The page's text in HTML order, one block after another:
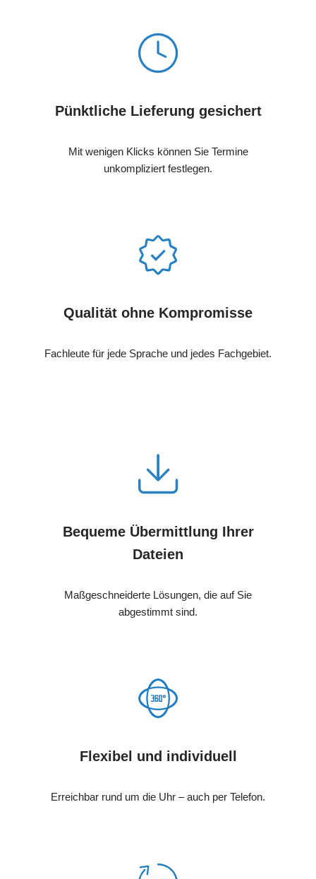
Pünktliche Lieferung gesichert
Mit wenigen Klicks können Sie Termine
unkompliziert festlegen.
Qualität ohne Kompromisse
Fachleute für jede Sprache und jedes Fachgebiet.
Bequeme Übermittlung Ihrer
Dateien
Maßgeschneiderte Lösungen, die auf Sie
abgestimmt sind.
Flexibel und individuell
Erreichbar rund um die Uhr – auch per Telefon.